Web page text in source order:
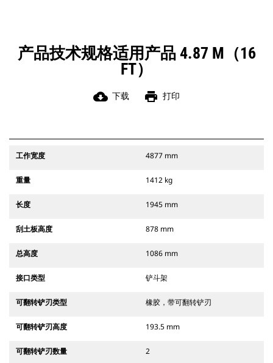
产品技术规格适用产品 4.87 M（16
FT）
cloud_download 下载 print 打印
工作宽度 4877 mm
重量 1412 kg
长度 1945 mm
刮土板高度 878 mm
总高度 1086 mm
接口类型 铲斗架
可翻转铲刃类型 橡胶，带可翻转铲刃
可翻转铲刃高度 193.5 mm
可翻转铲刃数量 2